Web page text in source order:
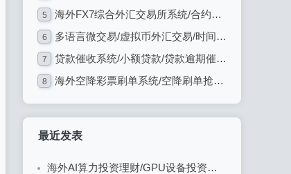
5 海外FX7综合外汇交易所系统/合约挂单交易/秒合约/K线全局控
6 多语言微交易/虚拟币外汇交易/时间盘/微盘系统
7 贷款催收系统/小额贷款/贷款逾期催收/java开发
8 海外空降彩票刷单系统/空降刷单抢单/同城任务/系统彩
最近发表
海外AI算力投资理财/GPU设备投资返利/多级分销